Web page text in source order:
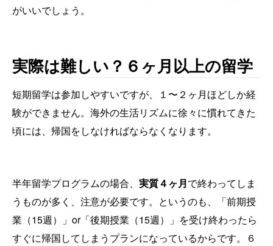
がいいでしょう。
実際は難しい？６ヶ月以上の留学
短期留学は参加しやすいですが、１〜２ヶ月ほどしか経
験ができません。海外の生活リズムに徐々に慣れてきた
頃には、帰国をしなければならなくなります。
半年留学プログラムの場合、 実質４ヶ月で終わってしま
うものが多く、注意が必要です。というのも、「前期授
業（15週）」or「後期授業（15週）」を受け終わったら
すぐに帰国してしまうプランになっているからです。６